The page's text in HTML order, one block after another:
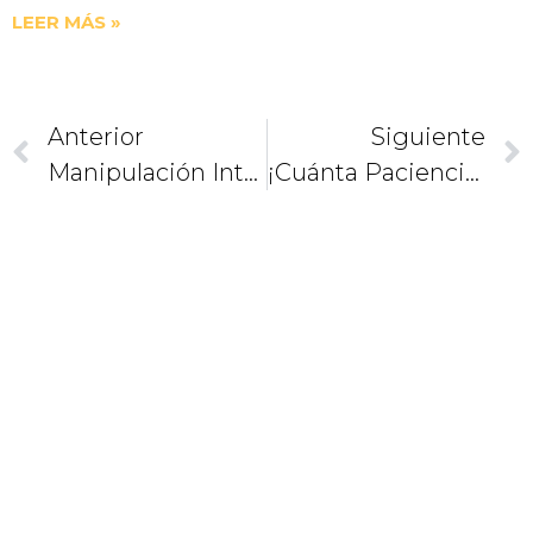
LEER MÁS »
Anterior
Manipulación Inteligente
Siguiente
¡Cuánta Paciencia Tiene Dios Conmigo!